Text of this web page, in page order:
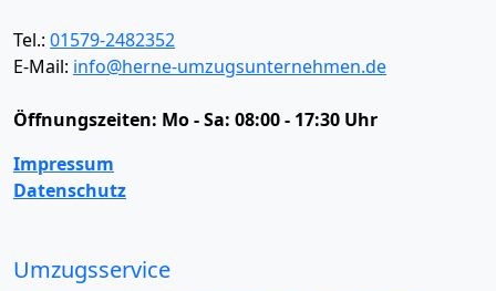
Tel.: 01579-2482352
E-Mail: info@herne-umzugsunternehmen.de
Öffnungszeiten: Mo - Sa: 08:00 - 17:30 Uhr
Impressum
Datenschutz
Umzugsservice